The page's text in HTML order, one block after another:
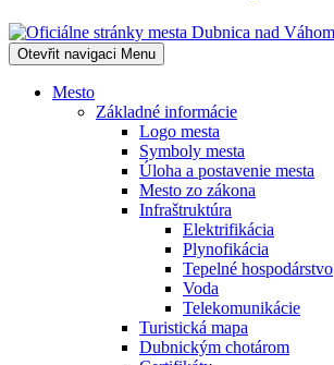
Otevřit navigaci Menu
Mesto
Základné informácie
Logo mesta
Symboly mesta
Úloha a postavenie mesta
Mesto zo zákona
Infraštruktúra
Elektrifikácia
Plynofikácia
Tepelné hospodárstvo
Voda
Telekomunikácie
Turistická mapa
Dubnickým chotárom